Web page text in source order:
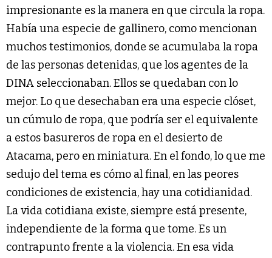
impresionante es la manera en que circula la ropa.
Había una especie de gallinero, como mencionan
muchos testimonios, donde se acumulaba la ropa
de las personas detenidas, que los agentes de la
DINA seleccionaban. Ellos se quedaban con lo
mejor. Lo que desechaban era una especie clóset,
un cúmulo de ropa, que podría ser el equivalente
a estos basureros de ropa en el desierto de
Atacama, pero en miniatura. En el fondo, lo que me
sedujo del tema es cómo al final, en las peores
condiciones de existencia, hay una cotidianidad.
La vida cotidiana existe, siempre está presente,
independiente de la forma que tome. Es un
contrapunto frente a la violencia. En esa vida